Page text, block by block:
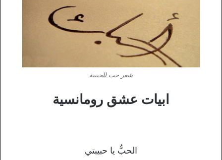
شعر حب للحبيبة
ابيات عشق رومانسية
الحبُّ يا حبيبتي